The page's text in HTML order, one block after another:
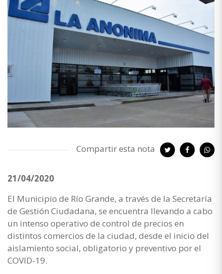
Compartir esta nota
21/04/2020
El Municipio de Río Grande, a través de la Secretaría
de Gestión Ciudadana, se encuentra llevando a cabo
un intenso operativo de control de precios en
distintos comercios de la ciudad, desde el inicio del
aislamiento social, obligatorio y preventivo por el
COVID-19.